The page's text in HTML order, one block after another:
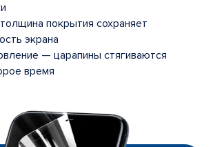
покрытия сохраняет
экрана
— царапины стягиваются
время